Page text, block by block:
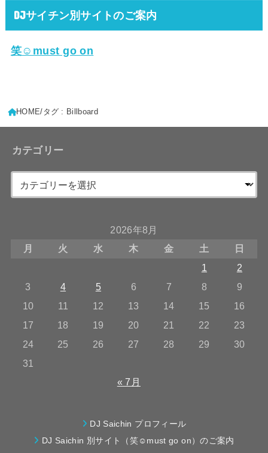
DJサイチン別サイトのご案内
笑☺must go on
HOME タグ : Billboard
カテゴリー
2026年8月
月
火 水 木 金 土
日
1
2
3
4 5 6 7 8
9
10
11 12 13 14 15
16
17
18 19 20 21 22
23
24
25 26 27 28 29
30
31
« 7月
DJ Saichin プロフィール
DJ Saichin 別サイト（笑☺must go on）のご案内